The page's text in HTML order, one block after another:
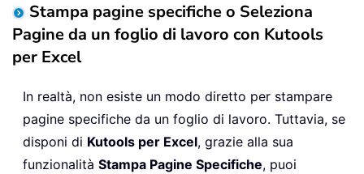
Stampa pagine specifiche o Seleziona
Pagine da un foglio di lavoro con Kutools
per Excel
In realtà, non esiste un modo diretto per stampare
pagine specifiche da un foglio di lavoro. Tuttavia, se
disponi di Kutools per Excel, grazie alla sua
funzionalità Stampa Pagine Specifiche, puoi